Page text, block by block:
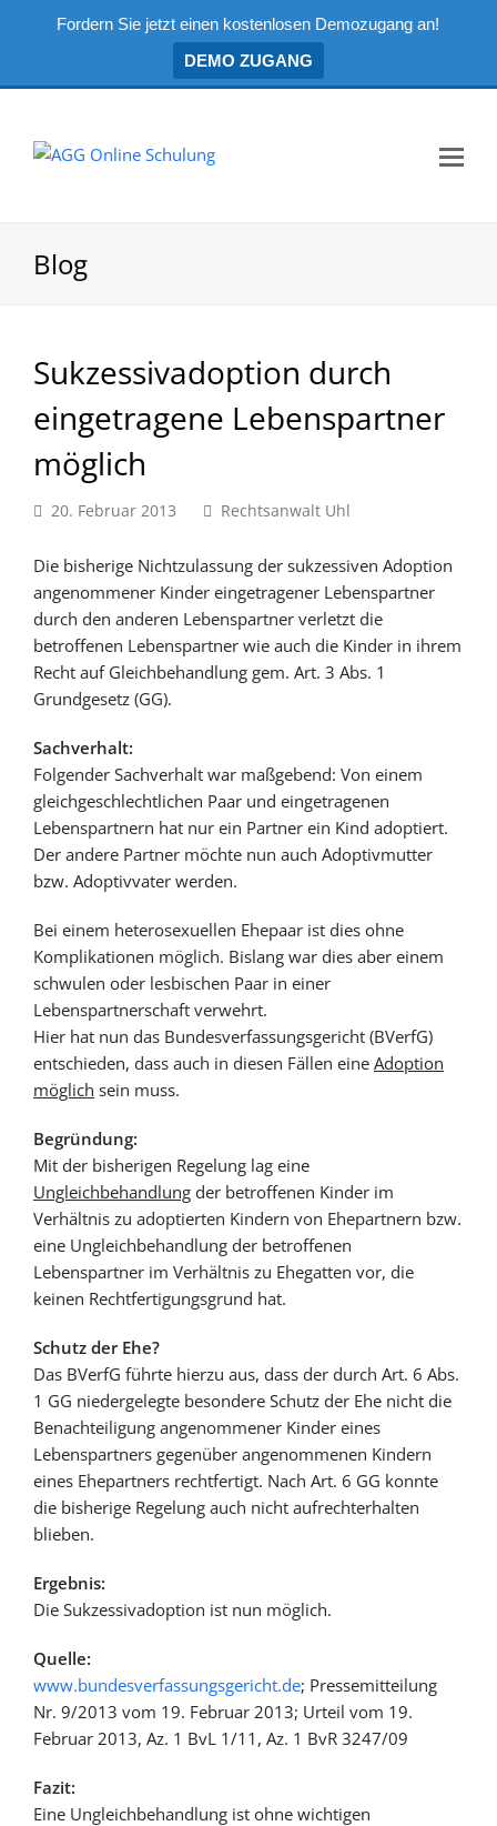
Fordern Sie jetzt einen kostenlosen Demozugang an!
DEMO ZUGANG
Blog
Sukzessivadoption durch
eingetragene Lebenspartner
möglich
20. Februar 2013 Rechtsanwalt Uhl
Die bisherige Nichtzulassung der sukzessiven Adoption
angenommener Kinder eingetragener Lebenspartner
durch den anderen Lebenspartner verletzt die
betroffenen Lebenspartner wie auch die Kinder in ihrem
Recht auf Gleichbehandlung gem. Art. 3 Abs. 1
Grundgesetz (GG).
Sachverhalt:
Folgender Sachverhalt war maßgebend: Von einem
gleichgeschlechtlichen Paar und eingetragenen
Lebenspartnern hat nur ein Partner ein Kind adoptiert.
Der andere Partner möchte nun auch Adoptivmutter
bzw. Adoptivvater werden.
Bei einem heterosexuellen Ehepaar ist dies ohne
Komplikationen möglich. Bislang war dies aber einem
schwulen oder lesbischen Paar in einer
Lebenspartnerschaft verwehrt.
Hier hat nun das Bundesverfassungsgericht (BVerfG)
entschieden, dass auch in diesen Fällen eine Adoption
möglich sein muss.
Begründung:
Mit der bisherigen Regelung lag eine
Ungleichbehandlung der betroffenen Kinder im
Verhältnis zu adoptierten Kindern von Ehepartnern bzw.
eine Ungleichbehandlung der betroffenen
Lebenspartner im Verhältnis zu Ehegatten vor, die
keinen Rechtfertigungsgrund hat.
Schutz der Ehe?
Das BVerfG führte hierzu aus, dass der durch Art. 6 Abs.
1 GG niedergelegte besondere Schutz der Ehe nicht die
Benachteiligung angenommener Kinder eines
Lebenspartners gegenüber angenommenen Kindern
eines Ehepartners rechtfertigt. Nach Art. 6 GG konnte
die bisherige Regelung auch nicht aufrechterhalten
blieben.
Ergebnis:
Die Sukzessivadoption ist nun möglich.
Quelle:
www.bundesverfassungsgericht.de; Pressemitteilung
Nr. 9/2013 vom 19. Februar 2013; Urteil vom 19.
Februar 2013, Az. 1 BvL 1/11, Az. 1 BvR 3247/09
Fazit:
Eine Ungleichbehandlung ist ohne wichtigen